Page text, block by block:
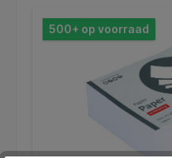
500+ op voorraad